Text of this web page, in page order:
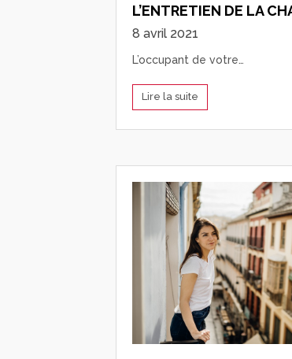
L’ENTRETIEN DE LA
8 avril 2021
L’occupant de votre…
Lire la suite